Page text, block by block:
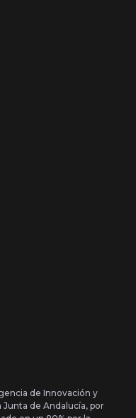
de Innovación y
Junta de Andalucía, por